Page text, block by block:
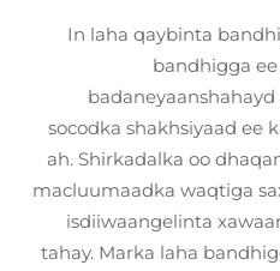
In laha qaybinta
bandhigga
socodka shakhsiyaad ee
ah. Shirkadalka oo
macluumaadka waqtiga
isdiiwaangelinta
tahay. Marka laha